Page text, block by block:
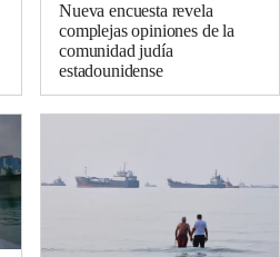
Nueva encuesta revela
complejas opiniones de la
comunidad judía
estadounidense